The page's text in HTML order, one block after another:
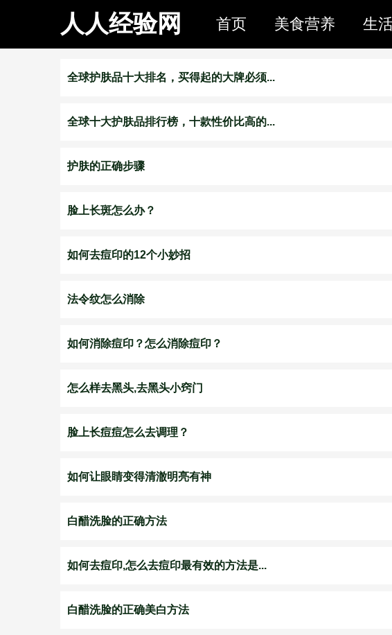
人人经验网 首页 美食营养 生
全球护肤品十大排名，买得起的大牌必须...
全球十大护肤品排行榜，十款性价比高的...
护肤的正确步骤
脸上长斑怎么办？
如何去痘印的12个小妙招
法令纹怎么消除
如何消除痘印？怎么消除痘印？
怎么样去黑头,去黑头小窍门
脸上长痘痘怎么去调理？
如何让眼睛变得清澈明亮有神
白醋洗脸的正确方法
如何去痘印,怎么去痘印最有效的方法是...
白醋洗脸的正确美白方法